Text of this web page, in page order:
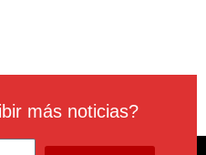
más noticias?